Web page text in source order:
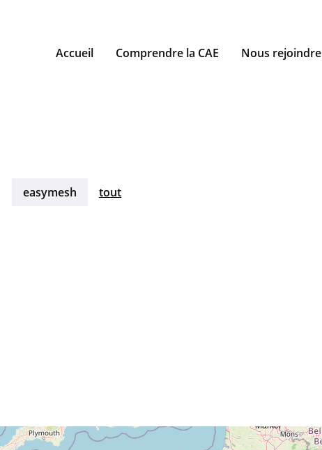
Accueil Comprendre la CAE Nous rejoindre
easymesh tout